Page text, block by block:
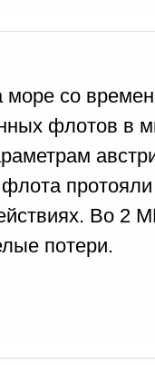
море со
флотов в
протояли
Во 2
потери.